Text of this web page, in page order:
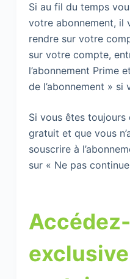
Si au fil du temps
votre abonnement, il
rendre sur votre
sur votre compte,
l’abonnement Prime
de l’abonnement » si
Si vous êtes toujours
gratuit et que vous
souscrire à
sur « Ne pas